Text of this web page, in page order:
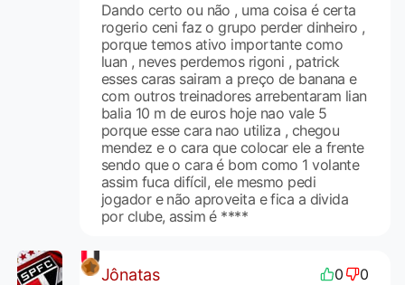
Dando certo ou não , uma coisa é certa
rogerio ceni faz o grupo perder dinheiro ,
porque temos ativo importante como
luan , neves perdemos rigoni , patrick
esses caras sairam a preço de banana e
com outros treinadores arrebentaram lian
balia 10 m de euros hoje nao vale 5
porque esse cara nao utiliza , chegou
mendez e o cara que colocar ele a frente
sendo que o cara é bom como 1 volante
assim fuca difícil, ele mesmo pedi
jogador e não aproveita e fica a divida
por clube, assim é ****
Jônatas 0 0